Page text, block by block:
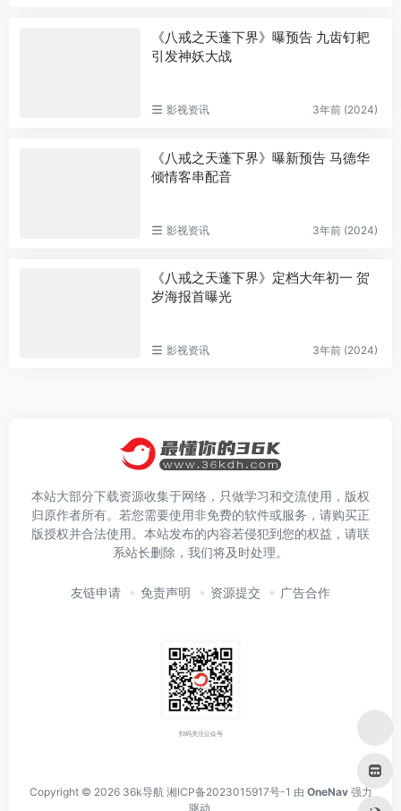
《八戒之天蓬下界》曝预告 九齿钉耙
引发神妖大战
影视资讯 3年前 (2024)
《八戒之天蓬下界》曝新预告 马德华
倾情客串配音
影视资讯 3年前 (2024)
《八戒之天蓬下界》定档大年初一 贺
岁海报首曝光
影视资讯 3年前 (2024)
本站大部分下载资源收集于网络，只做学习和交流使用，版权
归原作者所有。若您需要使用非免费的软件或服务，请购买正
版授权并合法使用。本站发布的内容若侵犯到您的权益，请联
系站长删除，我们将及时处理。
友链申请 免责声明 资源提交 广告合作
扫码关注公众号
Copyright © 2026 36k导航 湘ICP备2023015917号-1 由 OneNav 强力
驱动